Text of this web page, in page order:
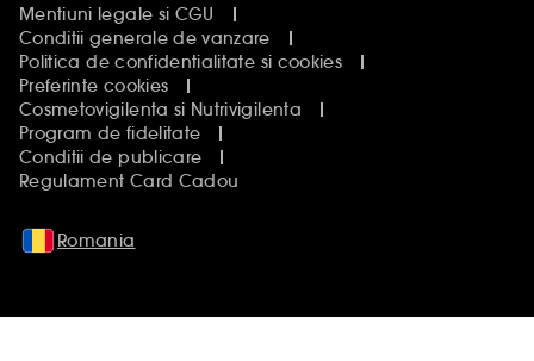
Mentiuni legale si CGU
Conditii generale de vanzare
Politica de confidentialitate si cookies
Preferinte cookies
Cosmetovigilenta si Nutrivigilenta
Program de fidelitate
Conditii de publicare
Regulament Card Cadou
Romania